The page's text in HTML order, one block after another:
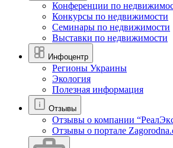
Конференции по
Конкурсы по недвижимости
Семинары по недвижимости
Выставки по недвижимости
Инфоцентр
Регионы Украины
Экология
Полезная информация
Отзывы
Отзывы о компании
Отзывы о портале